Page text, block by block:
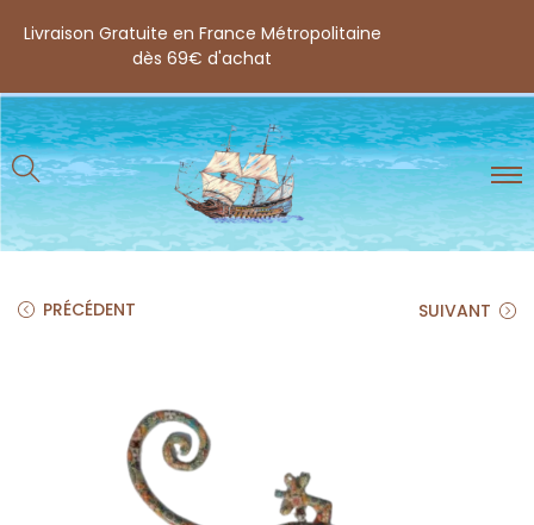
Livraison Gratuite en France Métropolitaine
dès 69€ d'achat
PRÉCÉDENT SUIVANT